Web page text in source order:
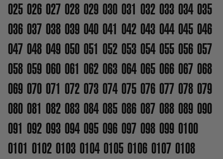
025 026 027 028 029 030 031 032 033 034 035
036 037 038 039 040 041 042 043 044 045 046
047 048 049 050 051 052 053 054 055 056 057
058 059 060 061 062 063 064 065 066 067 068
069 070 071 072 073 074 075 076 077 078 079
080 081 082 083 084 085 086 087 088 089 090
091 092 093 094 095 096 097 098 099 0100
0101 0102 0103 0104 0105 0106 0107 0108